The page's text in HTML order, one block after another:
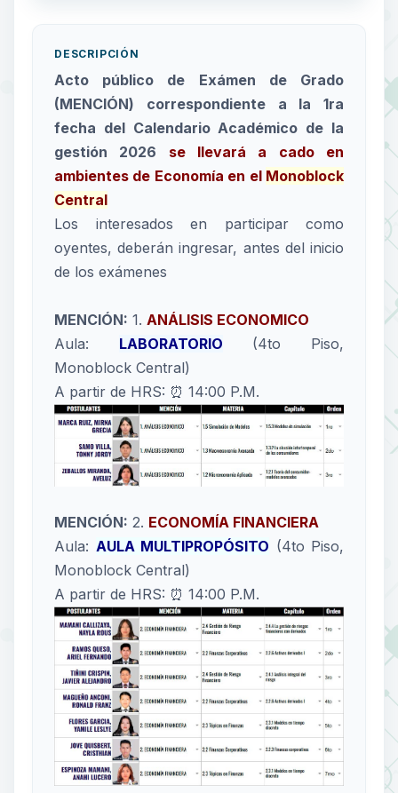
DESCRIPCIÓN
Acto público de Exámen de Grado
(MENCIÓN) correspondiente a la 1ra
fecha del Calendario Académico de la
gestión 2026 se llevará a cado en
ambientes de Economía en el Monoblock
Central
Los interesados en participar como
oyentes, deberán ingresar, antes del inicio
de los exámenes
MENCIÓN: 1. ANÁLISIS ECONOMICO
Aula: LABORATORIO (4to Piso,
Monoblock Central)
A partir de HRS: ⏰ 14:00 P.M.
MENCIÓN: 2. ECONOMÍA FINANCIERA
Aula: AULA MULTIPROPÓSITO (4to Piso,
Monoblock Central)
A partir de HRS: ⏰ 14:00 P.M.